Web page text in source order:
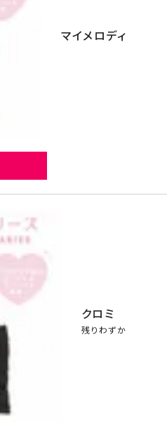
マイメロディ
クロミ
残りわずか